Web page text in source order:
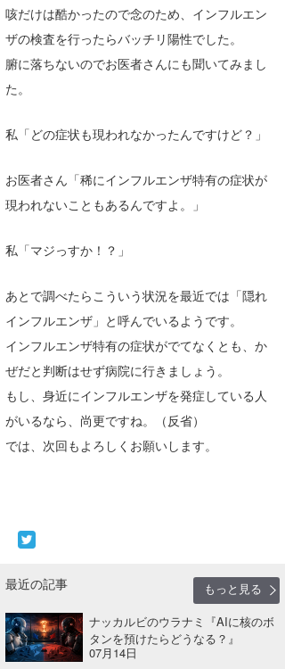
咳だけは酷かったので念のため、インフルエン
ザの検査を行ったらバッチリ陽性でした。
腑に落ちないのでお医者さんにも聞いてみまし
た。
私「どの症状も現われなかったんですけど？」
お医者さん「稀にインフルエンザ特有の症状が
現われないこともあるんですよ。」
私「マジっすか！？」
あとで調べたらこういう状況を最近では「隠れ
インフルエンザ」と呼んでいるようです。
インフルエンザ特有の症状がでてなくとも、か
ぜだと判断はせず病院に行きましょう。
もし、身近にインフルエンザを発症している人
がいるなら、尚更ですね。（反省）
では、次回もよろしくお願いします。
最近の記事
もっと見る
ナッカルビのウラナミ『AIに核のボ
タンを預けたらどうなる？』
07月14日